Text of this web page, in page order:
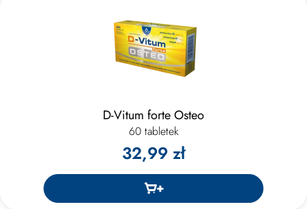
D-Vitum forte Osteo
60 tabletek
32,99 zł